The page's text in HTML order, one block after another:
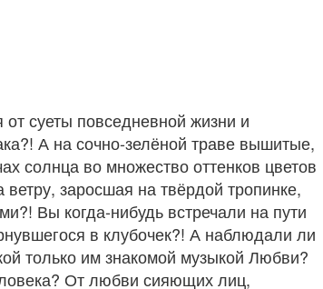
от суеты повседневной жизни и
А на сочно-зелёной траве вышитые,
солнца во множество оттенков цветов
заросшая на твёрдой тропинке,
Вы когда-нибудь встречали на пути
в клубочек?! А наблюдали ли
только им знакомой музыкой Любви?
От любви сияющих лиц,